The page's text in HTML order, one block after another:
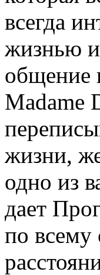
всегда
жизнью
общение
Madame
жизни,
одно из
дает
по всему